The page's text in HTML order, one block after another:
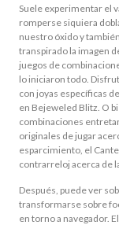
Suele experimentar el
romperse siquiera
nuestro óxido y
transpirado la imagen
juegos de
lo iniciaron todo.
con joyas específicas
en Bejeweled Blitz. O
combinaciones
originales de jugar
esparcimiento, el
contrarreloj acerca de
Después, puede ver
transformarse sobre
en torno a navegador.